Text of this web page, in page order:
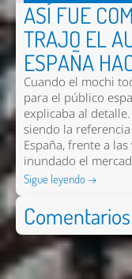
ASÍ FUE
TRAJO EL
ESPAÑA
Cuando el mochi
para el público
explicaba al
siendo la
España, frente a
inundado el
Sigue leyendo →
Comentarios